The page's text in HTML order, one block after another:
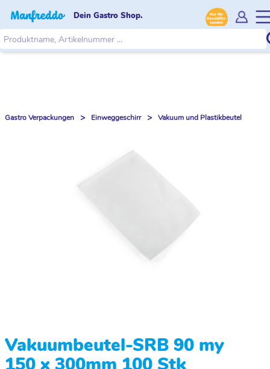
Dein Gastro Shop.
Gastro Verpackungen > Einweggeschirr > Vakuum und Plastikbeutel
Vakuumbeutel-SRB 90 my